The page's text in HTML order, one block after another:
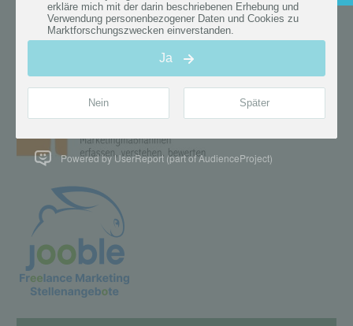
Powered by UserReport (part of AudienceProject)